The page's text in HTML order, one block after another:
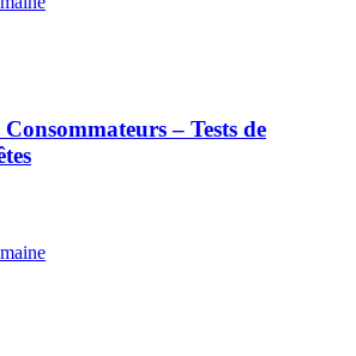
– Tests de